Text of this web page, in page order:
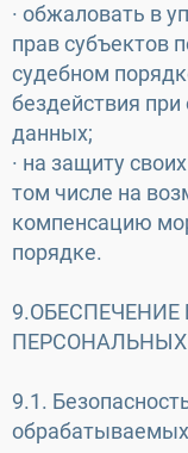
· обжаловать в
прав субъектов
судебном
бездействия
данных;
· на защиту
том числе на
компенсацию
порядке.
9.1.